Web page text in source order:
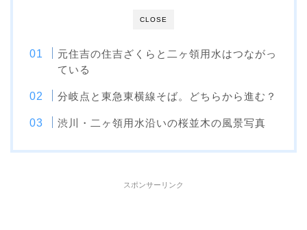
CLOSE
元住吉の住吉ざくらと二ヶ領用水はつながっ
ている
分岐点と東急東横線そば。どちらから進む？
渋川・二ヶ領用水沿いの桜並木の風景写真
スポンサーリンク